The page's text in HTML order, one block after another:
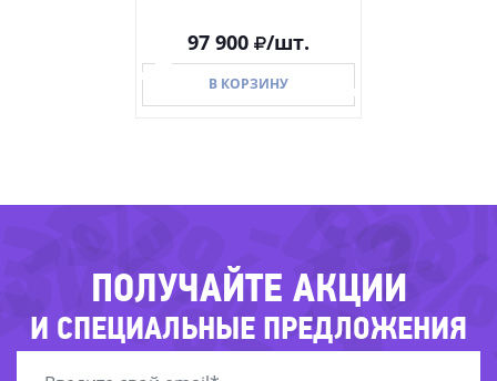
97 900 /шт.
В КОРЗИНУ
В КОРЗИНУ
ПОЛУЧАЙТЕ АКЦИИ
И СПЕЦИАЛЬНЫЕ ПРЕДЛОЖЕНИЯ
-
-
-66%